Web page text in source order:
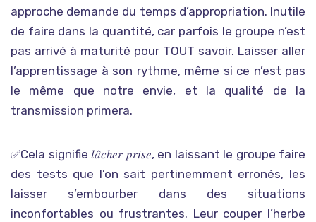
approche demande du temps d’appropriation. Inutile
de faire dans la quantité, car parfois le groupe n’est
pas arrivé à maturité pour TOUT savoir. Laisser aller
l’apprentissage à son rythme, même si ce n’est pas
le même que notre envie, et la qualité de la
transmission primera.
✅Cela signifie 𝑙𝑎̂𝑐ℎ𝑒𝑟 𝑝𝑟𝑖𝑠𝑒, en laissant le groupe faire
des tests que l’on sait pertinemment erronés, les
laisser s’embourber dans des situations
inconfortables ou frustrantes. Leur couper l’herbe